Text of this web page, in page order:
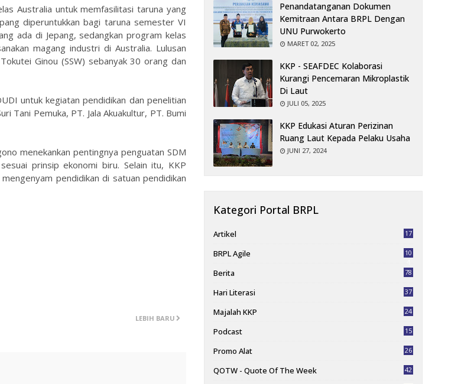
Australia untuk memfasilitasi taruna yang
diperuntukkan bagi taruna semester VI
ada di Jepang, sedangkan program kelas
magang industri di Australia. Lulusan
Ginou (SSW) sebanyak 30 orang dan
untuk kegiatan pendidikan dan penelitian
Tani Pemuka, PT. Jala Akuakultur, PT. Bumi
menekankan pentingnya penguatan SDM
prinsip ekonomi biru. Selain itu, KKP
pendidikan di satuan pendidikan
LEBIH BARU
Penandatanganan Dokumen
Kemitraan Antara BRPL Dengan
UNU Purwokerto
MARET 02, 2025
KKP - SEAFDEC Kolaborasi
Kurangi Pencemaran Mikroplastik
Di Laut
JULI 05, 2025
KKP Edukasi Aturan Perizinan
Ruang Laut Kepada Pelaku Usaha
JUNI 27, 2024
Kategori Portal BRPL
Artikel 17
BRPL Agile
10
Berita 78
Hari Literasi 37
Majalah KKP 24
Podcast 15
Promo Alat 26
QOTW - Quote Of The Week 42